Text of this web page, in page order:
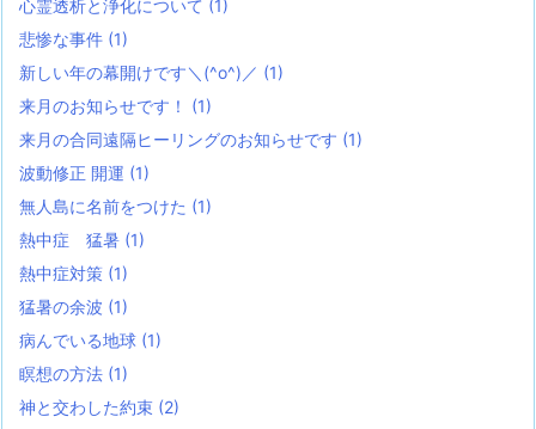
心霊透析と浄化について (1)
悲惨な事件 (1)
新しい年の幕開けです＼(^o^)／ (1)
来月のお知らせです！ (1)
来月の合同遠隔ヒーリングのお知らせです (1)
波動修正 開運 (1)
無人島に名前をつけた (1)
熱中症 猛暑 (1)
熱中症対策 (1)
猛暑の余波 (1)
病んでいる地球 (1)
瞑想の方法 (1)
神と交わした約束 (2)